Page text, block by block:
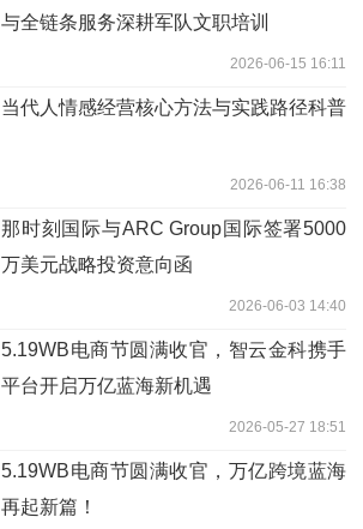
与全链条服务深耕军队文职培训
2026-06-15 16:11
当代人情感经营核心方法与实践路径科普
2026-06-11 16:38
那时刻国际与ARC Group国际签署5000
万美元战略投资意向函
2026-06-03 14:40
5.19WB电商节圆满收官，智云金科携手
平台开启万亿蓝海新机遇
2026-05-27 18:51
5.19WB电商节圆满收官，万亿跨境蓝海
再起新篇！